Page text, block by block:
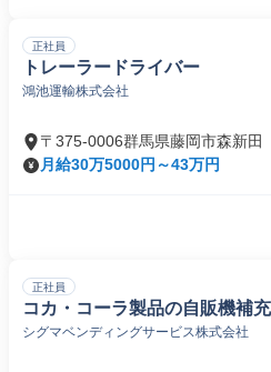
正社員
トレーラードライバー
鴻池運輸株式会社
〒375-0006群馬県藤岡市森新田
月給30万5000円～43万円
正社員
コカ・コーラ製品の自販機補
シグマベンディングサービス株式会社